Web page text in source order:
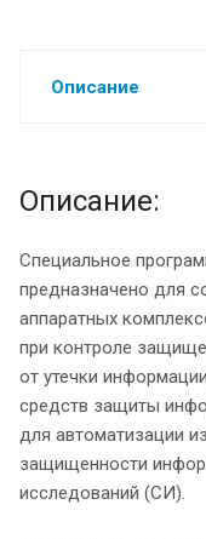
Описание
Описание:
Специальное
предназначено для
аппаратных
при контроле
от утечки
средств защиты
для автоматизации
защищенности
исследований (СИ).